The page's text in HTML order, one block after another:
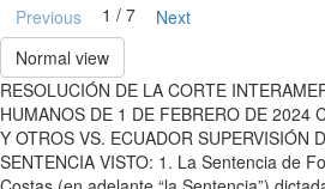
Previous 1 / 7
Next
Normal view
RESOLUCIÓN DE LA CORTE
HUMANOS DE 1 DE FEBRERO DE 2024
Y OTROS VS. ECUADOR SUPERVISIÓN
SENTENCIA VISTO: 1. La Sentencia de